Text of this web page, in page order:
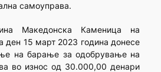
самоуправа.
Македонска Каменица на
ден 15 март 2023 година донесе
на барање за одобрување на
во износ од 30.000,00 денари